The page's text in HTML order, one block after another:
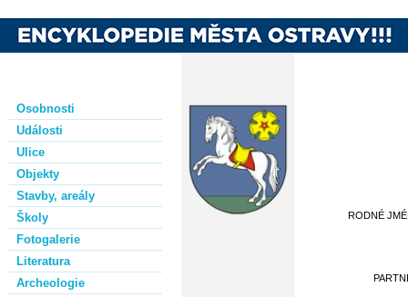
Osobnosti
Události
Ulice
Objekty
Stavby, areály
Školy
Fotogalerie
Literatura
Archeologie
RODNÉ